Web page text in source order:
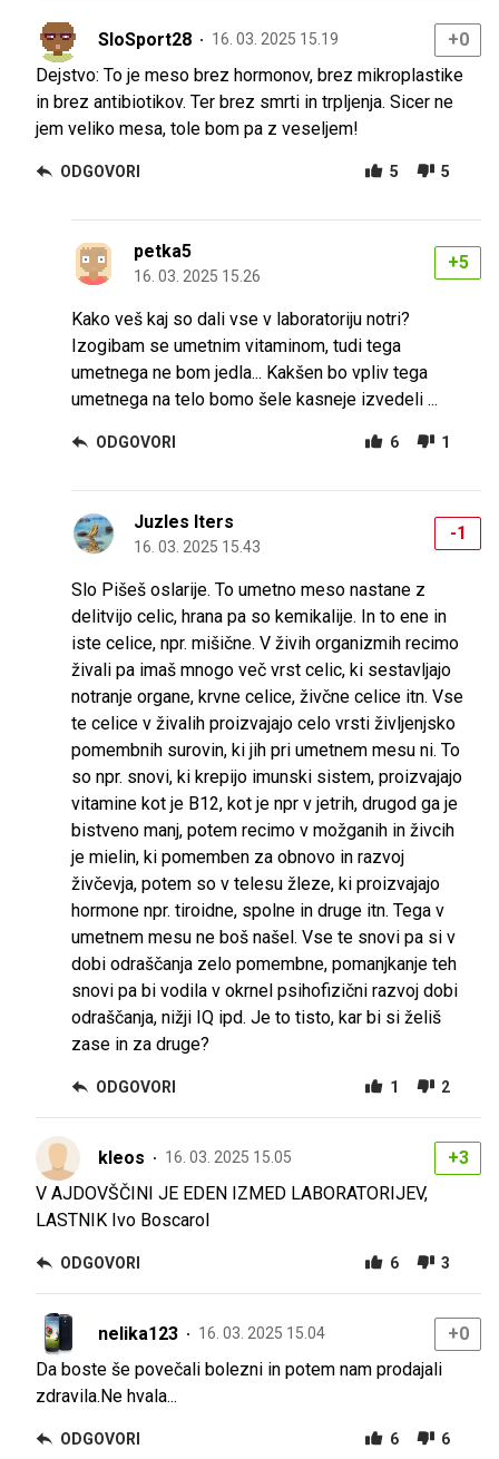
SloSport28 16. 03. 2025 15.19
+0
Dejstvo: To je meso brez hormonov, brez mikroplastike
in brez antibiotikov. Ter brez smrti in trpljenja. Sicer ne
jem veliko mesa, tole bom pa z veseljem!
ODGOVORI 5 5
petka5
16. 03. 2025 15.26
+5
Kako veš kaj so dali vse v laboratoriju notri?
Izogibam se umetnim vitaminom, tudi tega
umetnega ne bom jedla... Kakšen bo vpliv tega
umetnega na telo bomo šele kasneje izvedeli ...
ODGOVORI 6 1
Juzles Iters
16. 03. 2025 15.43
-1
Slo Pišeš oslarije. To umetno meso nastane z
delitvijo celic, hrana pa so kemikalije. In to ene in
iste celice, npr. mišične. V živih organizmih recimo
živali pa imaš mnogo več vrst celic, ki sestavljajo
notranje organe, krvne celice, živčne celice itn. Vse
te celice v živalih proizvajajo celo vrsti življenjsko
pomembnih surovin, ki jih pri umetnem mesu ni. To
so npr. snovi, ki krepijo imunski sistem, proizvajajo
vitamine kot je B12, kot je npr v jetrih, drugod ga je
bistveno manj, potem recimo v možganih in živcih
je mielin, ki pomemben za obnovo in razvoj
živčevja, potem so v telesu žleze, ki proizvajajo
hormone npr. tiroidne, spolne in druge itn. Tega v
umetnem mesu ne boš našel. Vse te snovi pa si v
dobi odraščanja zelo pomembne, pomanjkanje teh
snovi pa bi vodila v okrnel psihofizični razvoj dobi
odraščanja, nižji IQ ipd. Je to tisto, kar bi si želiš
zase in za druge?
ODGOVORI 1 2
kleos 16. 03. 2025 15.05
+3
V AJDOVŠČINI JE EDEN IZMED LABORATORIJEV,
LASTNIK Ivo Boscarol
ODGOVORI 6 3
nelika123 16. 03. 2025 15.04
+0
Da boste še povečali bolezni in potem nam prodajali
zdravila.Ne hvala...
ODGOVORI 6 6